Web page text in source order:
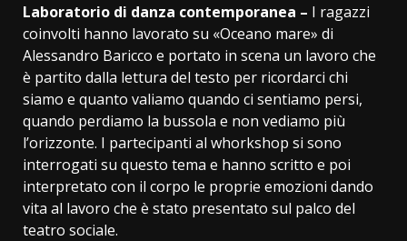
Laboratorio di danza contemporanea – I ragazzi
coinvolti hanno lavorato su «Oceano mare» di
Alessandro Baricco e portato in scena un lavoro che
è partito dalla lettura del testo per ricordarci chi
siamo e quanto valiamo quando ci sentiamo persi,
quando perdiamo la bussola e non vediamo più
l’orizzonte. I partecipanti al whorkshop si sono
interrogati su questo tema e hanno scritto e poi
interpretato con il corpo le proprie emozioni dando
vita al lavoro che è stato presentato sul palco del
teatro sociale.